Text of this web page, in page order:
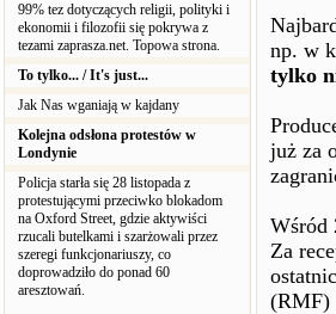
99% tez dotyczących religii, polityki i
ekonomii i filozofii się pokrywa z
tezami zaprasza.net. Topowa strona.
To tylko... / It's just...
Jak Nas wganiają w kajdany
Kolejna odsłona protestów w
Londynie
Policja starła się 28 listopada z
protestującymi przeciwko blokadom
na Oxford Street, gdzie aktywiści
rzucali butelkami i szarżowali przez
szeregi funkcjonariuszy, co
doprowadziło do ponad 60
aresztowań.
np. w
tylko
już za
Wśród
Za
(RMF)